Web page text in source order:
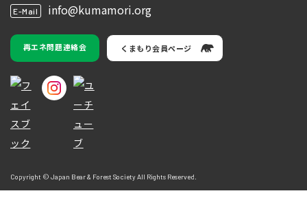
E-Mail info@kumamori.org
再エネ問題連絡会 くまもり会員ページ
Copyright © Japan Bear & Forest Society All Rights Reserved.